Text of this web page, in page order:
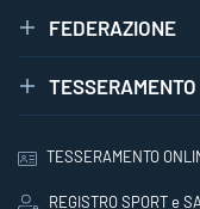
FEDERAZIONE
TESSERAMENTO
TESSERAMENTO
REGISTRO SPORT e